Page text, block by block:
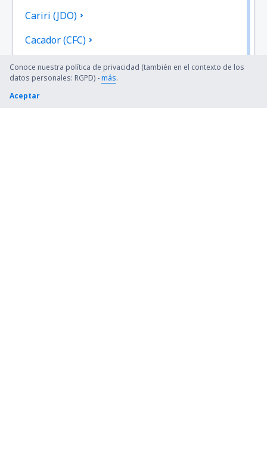
Cariri (JDO)
Cacador (CFC)
Cataratas (IGU)
Conoce nuestra política de privacidad (también en el contexto de los
datos personales: RGPD) -más.
Aceptar